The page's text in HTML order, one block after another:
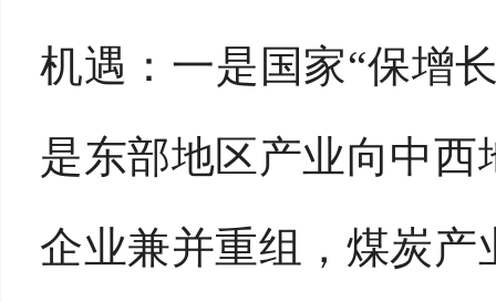
机遇：一是国家“保增
是东部地区产业向中
企业兼并重组，煤炭